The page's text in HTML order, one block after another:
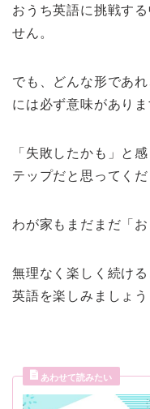
おうち英語に挑戦す
せん。
でも、どんな形であ
には必ず意味がありま
「失敗したかも」と
テップだと思ってくだ
わが家もまだまだ「
無理なく楽しく続け
英語を楽しみましょう